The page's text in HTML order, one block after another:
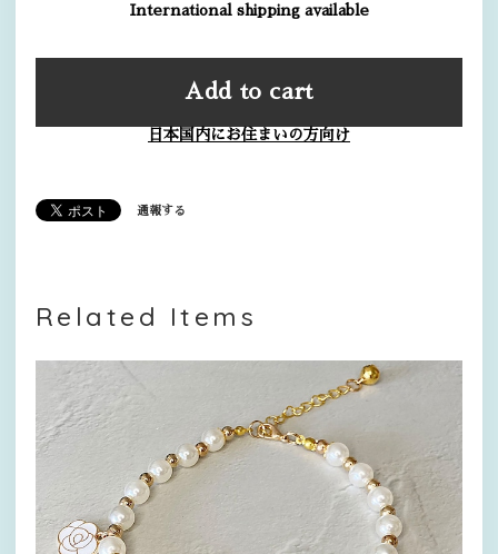
International shipping available
Add to cart
日本国内にお住まいの方向け
通報する
Related Items